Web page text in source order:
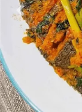
Previous